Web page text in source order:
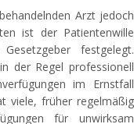
Arzt jedoch
ist der Patientenwille
festgelegt.
der Regel professionell
im Ernstfall
viele, früher regelmäßig
für unwirksam